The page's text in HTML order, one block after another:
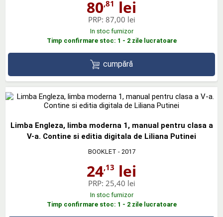
80,81 lei
PRP: 87,00 lei
In stoc furnizor
Timp confirmare stoc: 1 - 2 zile lucratoare
cumpără
Limba Engleza, limba moderna 1, manual pentru clasa a
V-a. Contine si editia digitala de Liliana Putinei
BOOKLET - 2017
24,13 lei
PRP: 25,40 lei
In stoc furnizor
Timp confirmare stoc: 1 - 2 zile lucratoare